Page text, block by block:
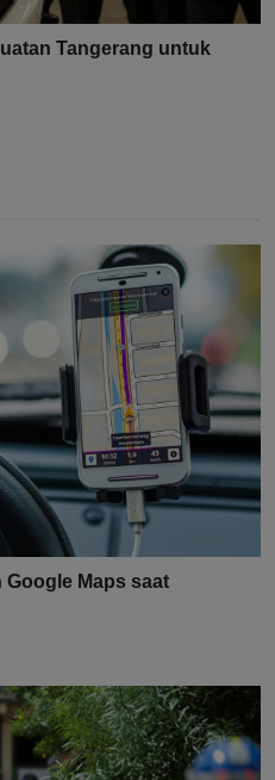
Tangerang untuk
Maps saat